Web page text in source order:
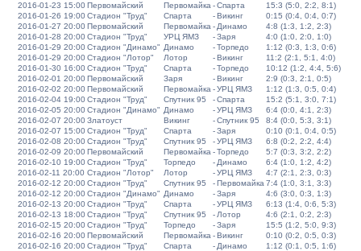
2016-01-23 15:00Первомайский Первомайка -Спарта
15:3 (5:0, 2:2, 8:1)
2016-01-26 19:00Стадион "Труд" Спарта -Викинг
0:15 (0:4, 0:4, 0:7)
2016-01-27 20:00Первомайский Первомайка - Динамо
4:8 (1:3, 1:2, 2:3)
2016-01-28 20:00Стадион "Труд" УРЦ ЯМЗ -Заря
4:0 (1:0, 2:0, 1:0)
2016-01-29 20:00Стадион "Динамо" Динамо -Торпедо
1:12 (0:3, 1:3, 0:6)
2016-01-29 20:00Стадион "Лотор" Лотор -Викинг
11:2 (2:1, 5:1, 4:0)
2016-01-30 16:00Стадион "Труд" Спарта -Торпедо
10:12 (1:2, 4:4, 5:6)
2016-02-01 20:00Первомайский Заря -Викинг
2:9 (0:3, 2:1, 0:5)
2016-02-02 20:00Первомайский Первомайка -УРЦ ЯМЗ
1:12 (1:3, 0:5, 0:4)
2016-02-04 19:00Стадион "Труд" Спутник 95 -Спарта
15:2 (5:1, 3:0, 7:1)
2016-02-05 20:00Стадион "Динамо" Динамо -УРЦ ЯМЗ
6:4 (0:0, 4:1, 2:3)
2016-02-07 20:00Златоуст Викинг -Спутник 95
8:4 (0:0, 5:3, 3:1)
2016-02-07 15:00Стадион "Труд" Спарта -Заря
0:10 (0:1, 0:4, 0:5)
2016-02-08 20:00Стадион "Труд" Спутник 95 -УРЦ ЯМЗ
6:8 (0:2, 2:2, 4:4)
2016-02-09 20:00Первомайский Первомайка -Торпедо
5:7 (0:3, 3:2, 2:2)
2016-02-10 19:00Стадион "Труд" Торпедо - Динамо
6:4 (1:0, 1:2, 4:2)
2016-02-11 20:00 Стадион "Лотор" Лотор -УРЦ ЯМЗ
4:7 (2:1, 2:3, 0:3)
2016-02-12 20:00Стадион "Труд" Спутник 95 -Первомайка 7:4 (1:0, 3:1, 3:3)
2016-02-12 20:00Стадион "Динамо" Динамо -Заря
4:6 (3:0, 0:3, 1:3)
2016-02-13 20:00Стадион "Труд" Спарта -УРЦ ЯМЗ
6:13 (1:4, 0:6, 5:3)
2016-02-13 18:00Стадион "Труд" Спутник 95 - Лотор
4:6 (2:1, 0:2, 2:3)
2016-02-15 20:00Стадион "Труд" Торпедо -Заря
15:5 (1:2, 5:0, 9:3)
2016-02-16 20:00Первомайский Первомайка -Викинг
0:10 (0:2, 0:5, 0:3)
2016-02-16 20:00Стадион "Труд" Спарта - Динамо
1:12 (0:1, 0:5, 1:6)